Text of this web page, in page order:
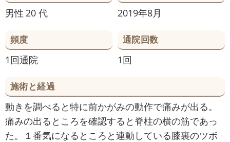
男性 20 代 2019年8月
頻度
1回通院
通院回数
1回
施術と経過
動きを調べると特に前かがみの動作で痛みが出る。
痛みの出るところを確認すると脊柱の横の筋であっ
た。１番気になるところと連動している膝裏のツボ